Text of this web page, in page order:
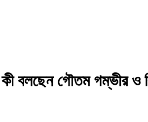
কী বলছেন গৌতম গম্ভীর ও